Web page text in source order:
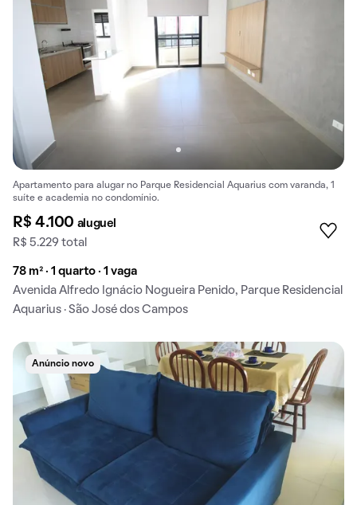
Apartamento para alugar no Parque Residencial Aquarius com varanda, 1
suíte e academia no condomínio.
R$ 4.100 aluguel
R$ 5.229 total
78 m² · 1 quarto · 1 vaga
Avenida Alfredo Ignácio Nogueira Penido, Parque Residencial
Aquarius · São José dos Campos
Anúncio novo